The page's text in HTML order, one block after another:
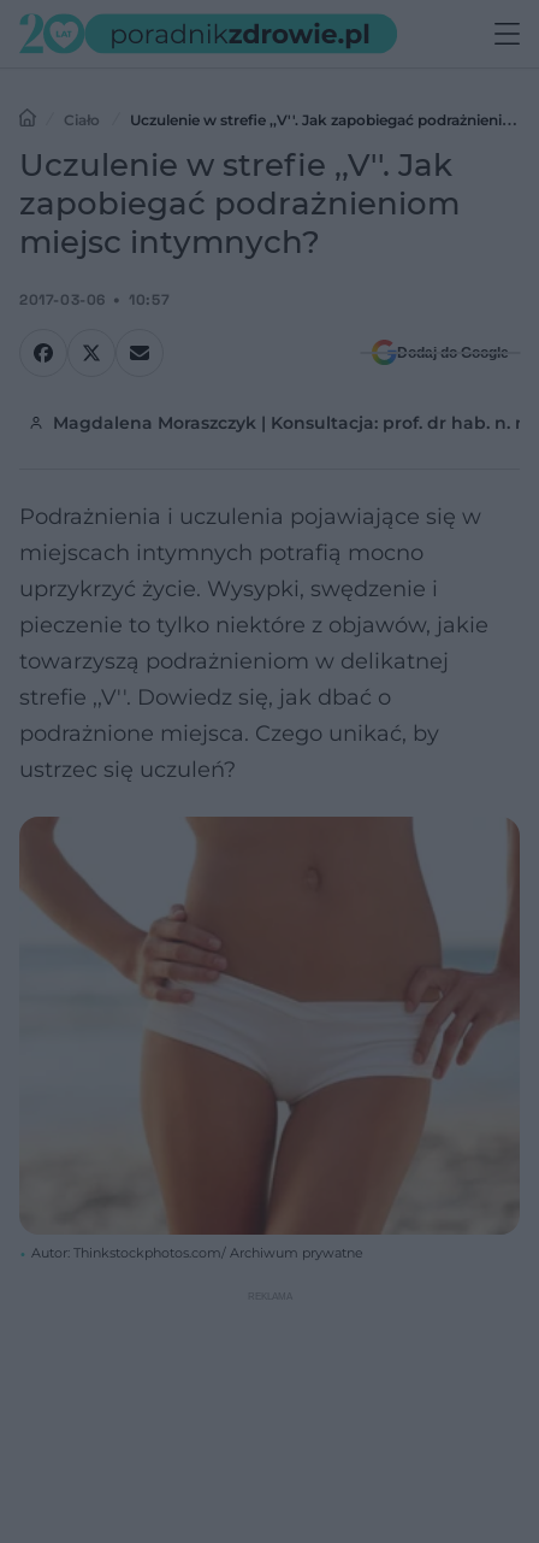
Ciało
Uczulenie w strefie ,,V''. Jak zapobiegać podrażnieniom
miejsc intymnych?
Uczulenie w strefie ,,V''. Jak
zapobiegać podrażnieniom
miejsc intymnych?
2017-03-06 10:57
Dodaj do Google
Magdalena Moraszczyk | Konsultacja: prof. dr hab. n.
Podrażnienia i uczulenia pojawiające się w
miejscach intymnych potrafią mocno
uprzykrzyć życie. Wysypki, swędzenie i
pieczenie to tylko niektóre z objawów, jakie
towarzyszą podrażnieniom w delikatnej
strefie ,,V''. Dowiedz się, jak dbać o
podrażnione miejsca. Czego unikać, by
ustrzec się uczuleń?
Autor: Thinkstockphotos.com/ Archiwum prywatne